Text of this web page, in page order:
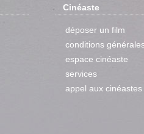
Cinéaste
déposer un film
conditions
espace cinéaste
services
appel aux cinéastes